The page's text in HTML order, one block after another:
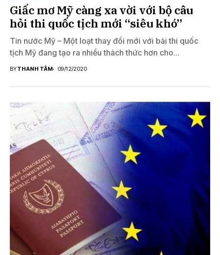
Giấc mơ Mỹ càng xa vời với bộ câu
hỏi thi quốc tịch mới “siêu khó”
Tin nước Mỹ – Một loạt thay đổi mới với bài thi quốc
tịch Mỹ đang tạo ra nhiều thách thức hơn cho...
BYTHANH TÂM 09/12/2020